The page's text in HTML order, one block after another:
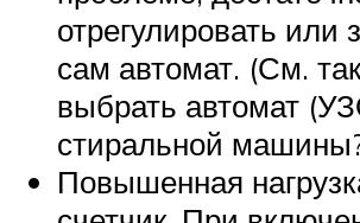
отрегулировать или
сам автомат. (См.
выбрать автомат
стиральной
Повышенная